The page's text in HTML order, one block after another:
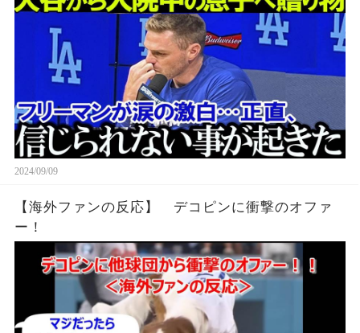
支え#MAXSTRONG【MLB海外の反応】
2024/09/09
【海外ファンの反応】 デコピンに衝撃のオファ
ー！